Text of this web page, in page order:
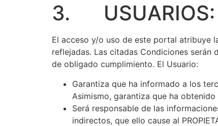
3. USUARIOS:
El acceso y/o uso de este portal atribuye
reflejadas. Las citadas Condiciones serán
de obligado cumplimiento. El Usuario:
Garantiza que ha informado a los
Asimismo, garantiza que ha
Será responsable de las
indirectos, que ello cause al